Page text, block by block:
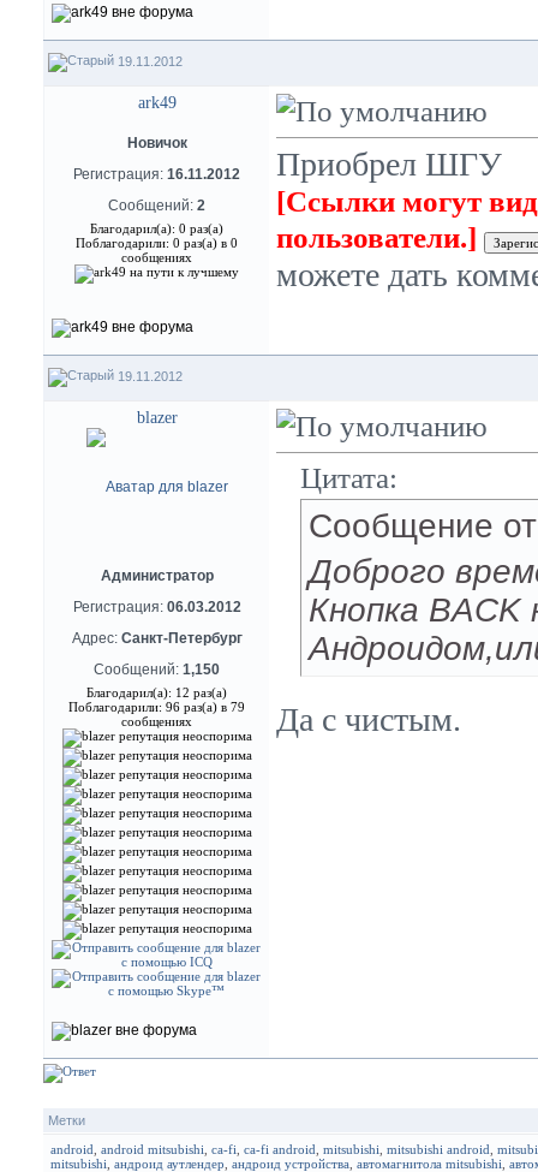
19.11.2012
ark49
Новичок
Регистрация: 16.11.2012
Сообщений: 2
Благодарил(а): 0 раз(а)
Поблагодарили: 0 раз(а) в 0
сообщениях
Приобрел ШГУ
[Ссылки могут
пользователи.]
можете дать
19.11.2012
blazer
Администратор
Регистрация: 06.03.2012
Адрес: Санкт-Петербург
Сообщений: 1,150
Благодарил(а): 12 раз(а)
Поблагодарили: 96 раз(а) в 79
сообщениях
Цитата:
Сообщение
Доброго
Кнопка
Да с чистым.
Метки
android android mitsubishi ca-fi ca-fi android mitsubishi mitsubishi android
mitsubishi андроид аутлендер андроид устройства автомагнитола mitsubishi